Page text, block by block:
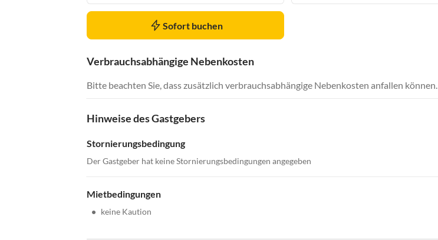
Sofort buchen
Verbrauchsabhängige Nebenkosten
Bitte beachten Sie, dass zusätzlich verbrauchsabhängige Nebenkosten anfallen können.
Hinweise des Gastgebers
Stornierungsbedingung
Der Gastgeber hat keine Stornierungsbedingungen angegeben
Mietbedingungen
• keine Kaution